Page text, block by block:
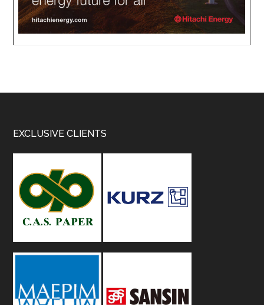
Footer
EXCLUSIVE CLIENTS